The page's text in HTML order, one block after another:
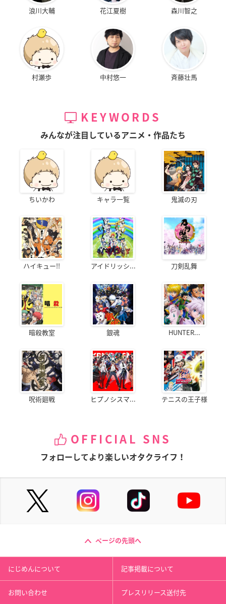
浪川大輔 花江夏樹 森川智之
村瀬歩 中村悠一 斉藤壮馬
KEYWORDS
みんなが注目しているアニメ・作品たち
ちいかわ キャラ一覧 鬼滅の刃
ハイキュー!! アイドリッシ... 刀剣乱舞
暗殺教室 銀魂 HUNTER...
呪術廻戦 ヒプノシスマ... テニスの王子様
OFFICIAL SNS
フォローしてより楽しいオタクライフ！
ページの先頭へ
にじめんについて 記事掲載について
お問い合わせ プレスリリース送付先